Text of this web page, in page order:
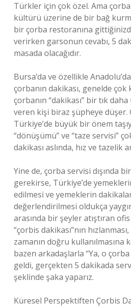
Türkler için çok özel. Ama
kültürü üzerine de bir bağ
bir çorba restoranına
verirken garsonun cevabı, 5
masada olacağıdır.
Bursa’da ve özellikle
çorbanın dakikası, genelde çok
çorbanın “dakikası” bir tık
veren kişi biraz şüpheye düşer.
Türkiye’de büyük bir önem
“dönüşümü” ve “taze servisi”
dakikası aslında, hız ve tazelik
Yine de, çorba servisi dışında
gerekirse, Türkiye’de
edilmesi ve yemeklerin
değerlendirilmesi oldukça
arasında bir şeyler atıştıran ofis
“çorbis dakikası”nın
zamanın doğru kullanılmasına
bazen arkadaşlarla “Ya, o çorba
geldi, gerçekten 5 dakikada
şeklinde şaka yaparız.
Küresel Perspektiften Çorbis